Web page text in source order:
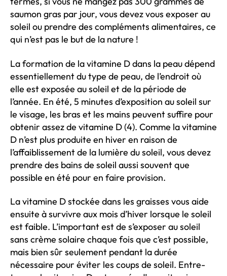
saumon gras par jour, vous devez vous exposer au
soleil ou prendre des compléments alimentaires, ce
qui n’est pas le but de la nature !
La formation de la vitamine D dans la peau dépend
essentiellement du type de peau, de l’endroit où
elle est exposée au soleil et de la période de
l’année. En été, 5 minutes d’exposition au soleil sur
le visage, les bras et les mains peuvent suffire pour
obtenir assez de vitamine D (4). Comme la vitamine
D n’est plus produite en hiver en raison de
l’affaiblissement de la lumière du soleil, vous devez
prendre des bains de soleil aussi souvent que
possible en été pour en faire provision.
La vitamine D stockée dans les graisses vous aide
ensuite à survivre aux mois d’hiver lorsque le soleil
est faible. L’important est de s’exposer au soleil
sans crème solaire chaque fois que c’est possible,
mais bien sûr seulement pendant la durée
nécessaire pour éviter les coups de soleil. Entre-